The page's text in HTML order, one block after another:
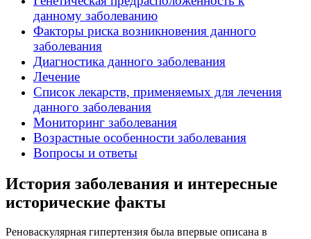
данному заболеванию
Факторы риска возникновения данного
заболевания
Диагностика данного заболевания
Лечение
Список лекарств, применяемых для лечения
данного заболевания
Мониторинг заболевания
Возрастные особенности заболевания
Вопросы и ответы
История заболевания и интересные
исторические факты
Реноваскулярная гипертензия была впервые описана в